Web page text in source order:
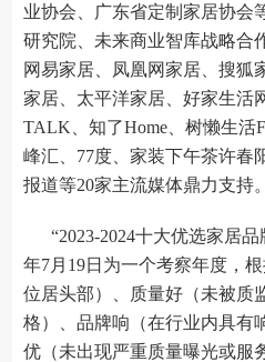
业协会、广东省定制家居协会
研究院、未来商业智库战略合
网易家居、凤凰网家居、搜狐
家居、太平洋家居、好家生活
TALK、知了Home、树懒生活
峰汇、77度、家装下午茶许春
报道等20家主流媒体鼎力支持。
“2023-2024十大优选家居
年7月19日为一个考察年度，
位居头部）、质量好（未被质
格）、品牌响（在行业内具有
优（未出现严重质量曝光或服